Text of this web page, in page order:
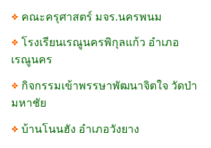
คณะครุศาสตร์ มจร.นครพนม
โรงเรียนเรณูนครพิกุลแก้ว อำเภอ
เรณูนคร
กิจกรรมเข้าพรรษาพัฒนาจิตใจ วัดป่า
มหาชัย
บ้านโนนฮัง อำเภอวังยาง